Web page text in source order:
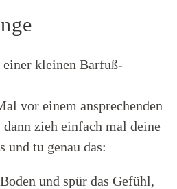
kleinen Barfuß-
vor einem ansprechenden
zieh einfach mal deine
und tu genau das:
und spür das Gefühl,